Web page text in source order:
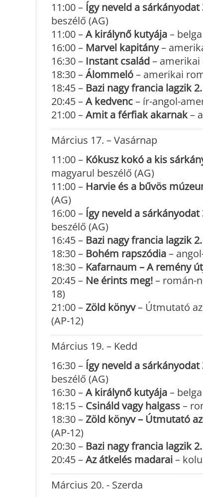
11:00 – Így neveld a sárkányodat
beszélő (AG)
11:00 –A királynő kutyája–
16:00 – Marvel kapitány–
16:30 – Instant család– amerikai
18:30 –Álommeló– amerikai
18:45 – Bazi nagy francia lagzik 2.
20:45 –A kedvenc– ír-angol-
21:00 –Amit a férfiak akarnak–
Március 17. – Vasárnap
11:00 – Kókusz kokó a kis
magyarul beszélő (AG)
11:00 – Harvie és a bűvös
(AG)
16:00 – Így neveld a sárkányodat
beszélő (AG)
16:45 – Bazi nagy francia lagzik 2.
18:30 – Bohém rapszódia–
18:30 – Kafarnaum – A remény
20:45 – Ne érints meg!– román-
18)
21:00 –Zöld könyv– Útmutató
(AP-12)
Március 19. – Kedd
16:30 – Így neveld a sárkányodat
beszélő (AG)
16:30 –A királynő kutyája–
18:15 – Csináld vagy halgass–
18:30 –Zöld könyv – Útmutató
(AP-12)
20:30 – Bazi nagy francia lagzik 2.
20:45 –Az átkelés madarai–
Március 20. - Szerda